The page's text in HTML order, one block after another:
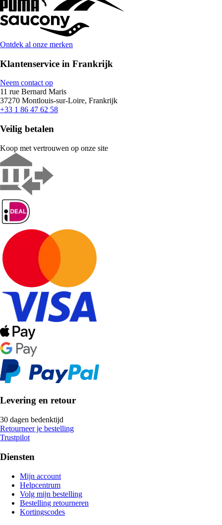
Ontdek al onze merken
Klantenservice in Frankrijk
Neem contact op
11 rue Bernard Maris
37270 Montlouis-sur-Loire, Frankrijk
+33 1 86 47 62 58
Veilig betalen
Koop met vertrouwen op onze site
Levering en retour
30 dagen bedenktijd
Retourneer je bestelling
Trustpilot
Diensten
Mijn account
Helpcentrum
Volg mijn bestelling
Bestelling retourneren
Kortingscodes